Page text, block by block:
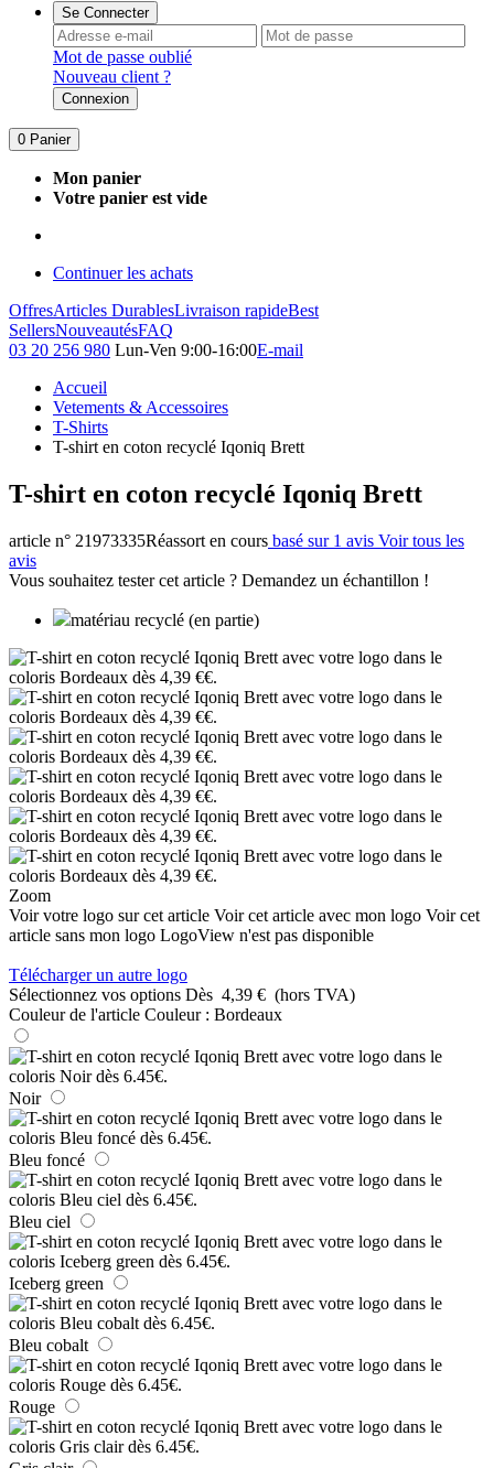
Se Connecter
Mot de passe oublié
Nouveau client ?
Connexion
0 Panier
Mon panier
Votre panier est vide
Continuer les achats
OffresArticles DurablesLivraison rapideBest
SellersNouveautésFAQ
03 20 256 980 Lun-Ven 9:00-16:00E-mail
Accueil
Vetements & Accessoires
T-Shirts
T-shirt en coton recyclé Iqoniq Brett
T-shirt en coton recyclé Iqoniq Brett
article n° 21973335Réassort en cours basé sur 1 avis Voir tous les
avis
Vous souhaitez tester cet article ? Demandez un échantillon !
matériau recyclé (en partie)
Zoom
Voir votre logo sur cet article Voir cet article avec mon logo Voir cet
article sans mon logo LogoView n'est pas disponible
Télécharger un autre logo
Sélectionnez vos options Dès 4,39 € (hors TVA)
Couleur de l'article Couleur : Bordeaux
Noir
Bleu foncé
Bleu ciel
Iceberg green
Bleu cobalt
Rouge